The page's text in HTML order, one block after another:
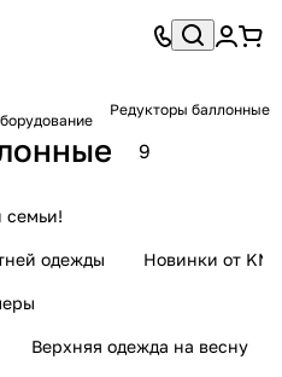
Редукторы баллонные
9
семьи!
одежды Новинки от KMI
Верхняя одежда на весну